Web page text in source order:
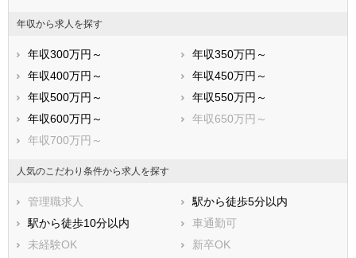
年収から求人を探す
年収300万円～
年収350万円～
年収400万円～
年収450万円～
年収500万円～
年収550万円～
年収600万円～
年収650万円～
年収700万円～
人気のこだわり条件から求人を探す
管理職求人
駅から徒歩5分以内
駅から徒歩10分以内
車通勤可
未経験OK
新卒OK